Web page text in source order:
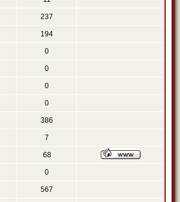
237
194
0
0
0
0
386
7
68
0
567